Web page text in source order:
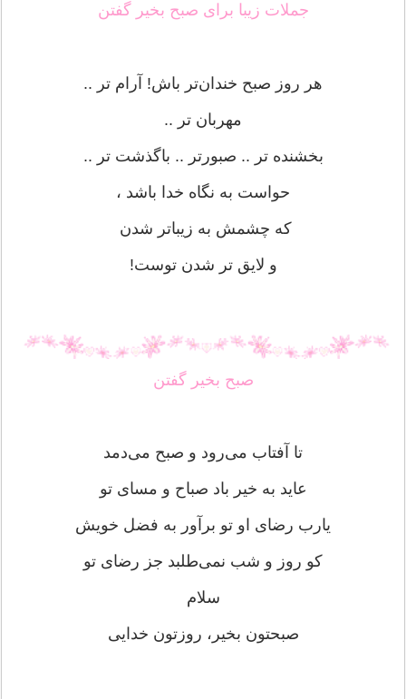
جملات زیبا برای صبح بخیر گفتن
هر روز صبح خندان‌تر باش! آرام تر ..
مهربان تر ..
بخشنده تر .. صبورتر .. باگذشت تر ..
حواست به نگاه خدا باشد ،
که چشمش به زیباتر شدن
و لایق تر شدن توست!
صبح بخیر گفتن
تا آفتاب می‌رود و صبح می‌دمد
عاید به خیر باد صباح و مسای تو
یارب رضای او تو برآور به فضل خویش
کو روز و شب نمی‌طلبد جز رضای تو
سلام
صبحتون بخیر، روزتون خدایی